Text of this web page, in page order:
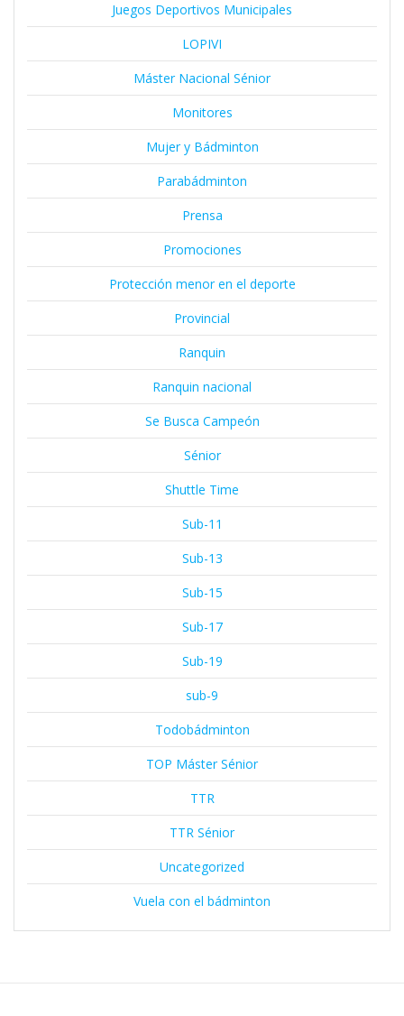
Juegos Deportivos Municipales
LOPIVI
Máster Nacional Sénior
Monitores
Mujer y Bádminton
Parabádminton
Prensa
Promociones
Protección menor en el deporte
Provincial
Ranquin
Ranquin nacional
Se Busca Campeón
Sénior
Shuttle Time
Sub-11
Sub-13
Sub-15
Sub-17
Sub-19
sub-9
Todobádminton
TOP Máster Sénior
TTR
TTR Sénior
Uncategorized
Vuela con el bádminton